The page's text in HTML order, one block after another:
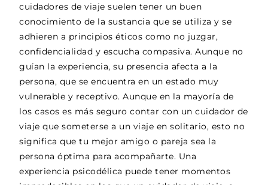
cuidadores de viaje suelen tener un buen
conocimiento de la sustancia que se utiliza y se
adhieren a principios éticos como no juzgar,
confidencialidad y escucha compasiva. Aunque no
guían la experiencia, su presencia afecta a la
persona, que se encuentra en un estado muy
vulnerable y receptivo. Aunque en la mayoría de
los casos es más seguro contar con un cuidador de
viaje que someterse a un viaje en solitario, esto no
significa que tu mejor amigo o pareja sea la
persona óptima para acompañarte. Una
experiencia psicodélica puede tener momentos